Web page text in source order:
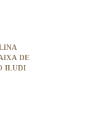
DE
ILUDI